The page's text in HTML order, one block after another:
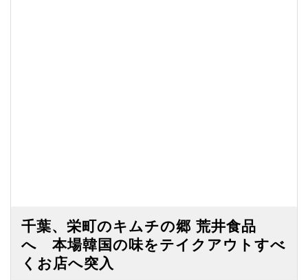
千葉、栄町のキムチの郷 荒井食品
へ 本場韓国の味をテイクアウトすべ
くお店へ突入